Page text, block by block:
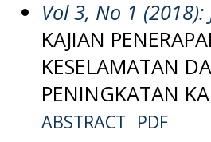
Vol 3, No 1
KAJIAN
KESELAMATAN
PENINGKATAN
ABSTRACT PDF